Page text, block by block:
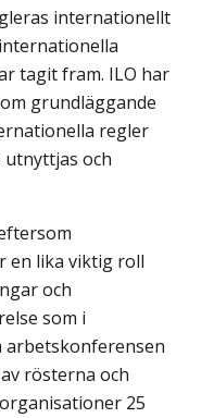
internationellt
tagit fram. ILO har
grundläggande
regler
och
en lika viktig roll
och
som i
arbetskonferensen
rösterna och
25